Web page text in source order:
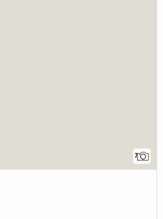
7